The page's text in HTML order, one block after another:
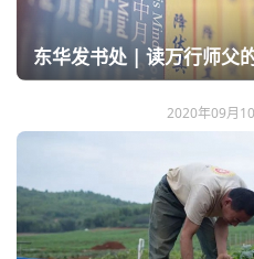
东华发书处 | 读万行师父
2020年09月